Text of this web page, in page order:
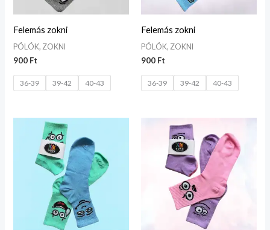
Felemás zokni
PÓLÓK, ZOKNI
900 Ft
36-39 39-42 40-43
Felemás zokni
PÓLÓK, ZOKNI
900 Ft
36-39 39-42 40-43